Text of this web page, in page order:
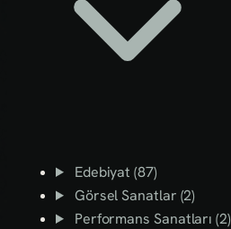
Edebiyat (87)
Görsel Sanatlar (2)
Performans Sanatları (2)